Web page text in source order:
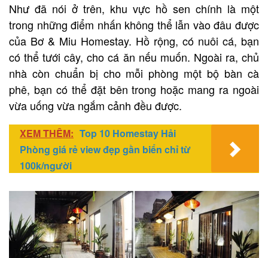
Như đã nói ở trên, khu vực hồ sen chính là một
trong những điểm nhấn không thể lẫn vào đâu được
của Bơ & Miu Homestay. Hồ rộng, có nuôi cá, bạn
có thể tưới cây, cho cá ăn nếu muốn. Ngoài ra, chủ
nhà còn chuẩn bị cho mỗi phòng một bộ bàn cà
phê, bạn có thể đặt bên trong hoặc mang ra ngoài
vừa uống vừa ngắm cảnh đều được.
XEM THÊM: Top 10 Homestay Hải
Phòng giá rẻ view đẹp gần biển chỉ từ
100k/người